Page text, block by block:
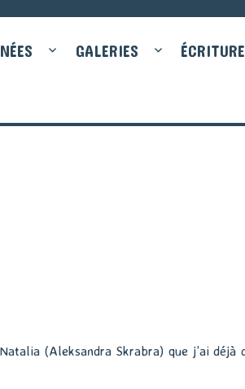
GALERIES ÉCRITURE
(Aleksandra Skrabra) que j’ai déjà